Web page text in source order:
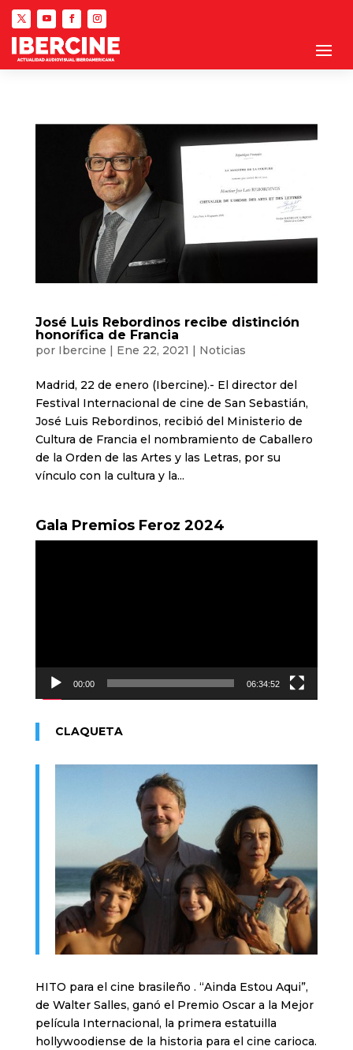
José Luis Rebordinos recibe distinción
honorífica de Francia
por Ibercine | Ene 22, 2021 | Noticias
Madrid, 22 de enero (Ibercine).- El director del
Festival Internacional de cine de San Sebastián,
José Luis Rebordinos, recibió del Ministerio de
Cultura de Francia el nombramiento de Caballero
de la Orden de las Artes y las Letras, por su
vínculo con la cultura y la...
Gala Premios Feroz 2024
00:00 06:34:52
CLAQUETA
HITO para el cine brasileño . “Ainda Estou Aqui”,
de Walter Salles, ganó el Premio Oscar a la Mejor
película Internacional, la primera estatuilla
hollywoodiense de la historia para el cine carioca.